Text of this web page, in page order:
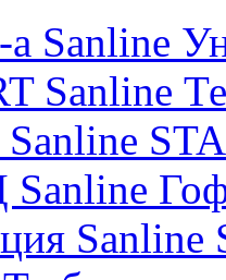
Sanline
Sanline
Sanline